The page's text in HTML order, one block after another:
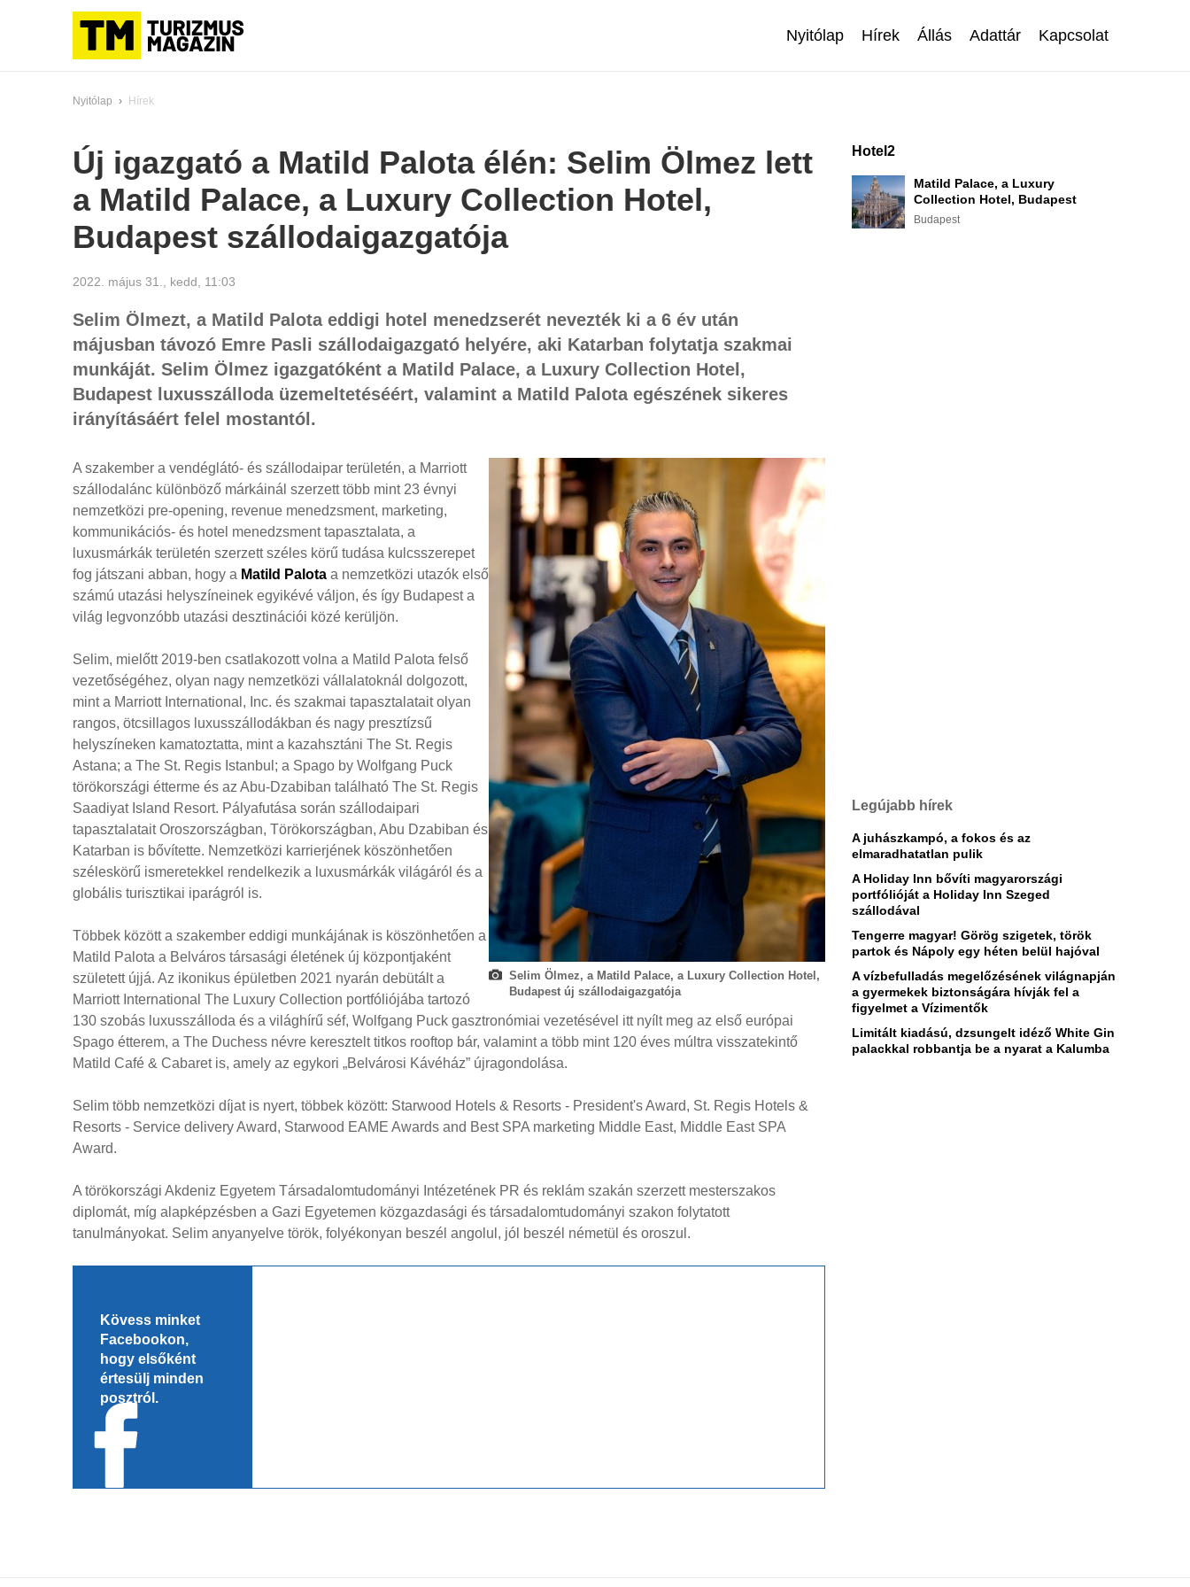
Nyitólap Hírek Állás Adattár Kapcsolat
Nyitólap › Hírek
Új igazgató a Matild Palota élén: Selim Ölmez lett
a Matild Palace, a Luxury Collection Hotel,
Budapest szállodaigazgatója
2022. május 31., kedd, 11:03
Selim Ölmezt, a Matild Palota eddigi hotel menedzserét nevezték ki a 6 év után
májusban távozó Emre Pasli szállodaigazgató helyére, aki Katarban folytatja szakmai
munkáját. Selim Ölmez igazgatóként a Matild Palace, a Luxury Collection Hotel,
Budapest luxusszálloda üzemeltetéséért, valamint a Matild Palota egészének sikeres
irányításáért felel mostantól.
Selim Ölmez, a Matild Palace, a Luxury Collection Hotel,
Budapest új szállodaigazgatója
A szakember a vendéglátó- és szállodaipar területén, a Marriott
szállodalánc különböző márkáinál szerzett több mint 23 évnyi
nemzetközi pre-opening, revenue menedzsment, marketing,
kommunikációs- és hotel menedzsment tapasztalata, a
luxusmárkák területén szerzett széles körű tudása kulcsszerepet
fog játszani abban, hogy a Matild Palota a nemzetközi utazók első
számú utazási helyszíneinek egyikévé váljon, és így Budapest a
világ legvonzóbb utazási desztinációi közé kerüljön.
Selim, mielőtt 2019-ben csatlakozott volna a Matild Palota felső
vezetőségéhez, olyan nagy nemzetközi vállalatoknál dolgozott,
mint a Marriott International, Inc. és szakmai tapasztalatait olyan
rangos, ötcsillagos luxusszállodákban és nagy presztízsű
helyszíneken kamatoztatta, mint a kazahsztáni The St. Regis
Astana; a The St. Regis Istanbul; a Spago by Wolfgang Puck
törökországi étterme és az Abu-Dzabiban található The St. Regis
Saadiyat Island Resort. Pályafutása során szállodaipari
tapasztalatait Oroszországban, Törökországban, Abu Dzabiban és
Katarban is bővítette. Nemzetközi karrierjének köszönhetően
széleskörű ismeretekkel rendelkezik a luxusmárkák világáról és a
globális turisztikai iparágról is.
Többek között a szakember eddigi munkájának is köszönhetően a
Matild Palota a Belváros társasági életének új központjaként
született újjá. Az ikonikus épületben 2021 nyarán debütált a
Marriott International The Luxury Collection portfóliójába tartozó
130 szobás luxusszálloda és a világhírű séf, Wolfgang Puck gasztronómiai vezetésével itt nyílt meg az első európai
Spago étterem, a The Duchess névre keresztelt titkos rooftop bár, valamint a több mint 120 éves múltra visszatekintő
Matild Café & Cabaret is, amely az egykori „Belvárosi Kávéház” újragondolása.
Selim több nemzetközi díjat is nyert, többek között: Starwood Hotels & Resorts - President's Award, St. Regis Hotels &
Resorts - Service delivery Award, Starwood EAME Awards and Best SPA marketing Middle East, Middle East SPA
Award.
A törökországi Akdeniz Egyetem Társadalomtudományi Intézetének PR és reklám szakán szerzett mesterszakos
diplomát, míg alapképzésben a Gazi Egyetemen közgazdasági és társadalomtudományi szakon folytatott
tanulmányokat. Selim anyanyelve török, folyékonyan beszél angolul, jól beszél németül és oroszul.
Kövess minket
Facebookon,
hogy elsőként
értesülj minden
posztról.
Hotel2
Matild Palace, a Luxury
Collection Hotel, Budapest
Budapest
Legújabb hírek
A juhászkampó, a fokos és az
elmaradhatatlan pulik
A Holiday Inn bővíti magyarországi
portfólióját a Holiday Inn Szeged
szállodával
Tengerre magyar! Görög szigetek, török
partok és Nápoly egy héten belül hajóval
A vízbefulladás megelőzésének világnapján
a gyermekek biztonságára hívják fel a
figyelmet a Vízimentők
Limitált kiadású, dzsungelt idéző White Gin
palackkal robbantja be a nyarat a Kalumba